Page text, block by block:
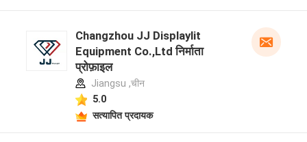
Changzhou JJ Displaylit
Equipment Co.,Ltd निर्माता
प्रोफ़ाइल
Jiangsu ,चीन
5.0
सत्यापित प्रदायक